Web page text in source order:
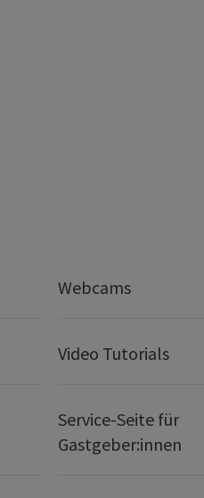
Webcams
Video Tutorials
Service-Seite für
Gastgeber:innen